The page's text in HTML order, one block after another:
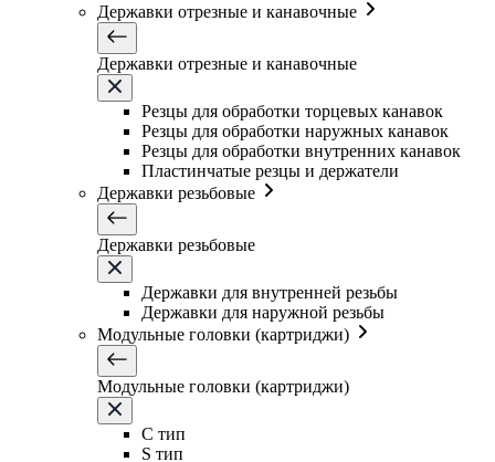
Державки отрезные и канавочные
Державки отрезные и канавочные
Резцы для обработки торцевых канавок
Резцы для обработки наружных канавок
Резцы для обработки внутренних канавок
Пластинчатые резцы и держатели
Державки резьбовые
Державки резьбовые
Державки для внутренней резьбы
Державки для наружной резьбы
Модульные головки (картриджи)
Модульные головки (картриджи)
C тип
S тип